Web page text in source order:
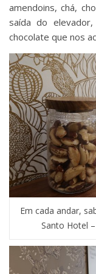
amendoins, chá,
saída do
chocolate que nos
Em cada andar,
Santo Hotel